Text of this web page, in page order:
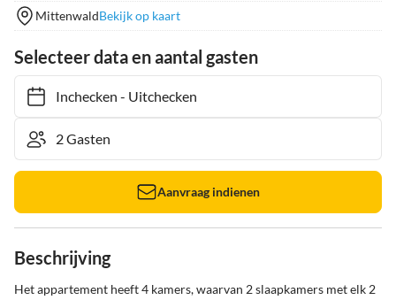
MittenwaldBekijk op kaart
Selecteer data en aantal gasten
Inchecken- Uitchecken
Aanvraag indienen
Beschrijving
Het appartement heeft 4 kamers, waarvan 2 slaapkamers met elk 2